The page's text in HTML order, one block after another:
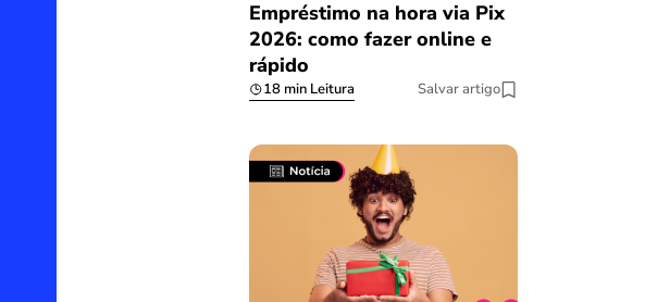
Empréstimo na hora via Pix
2026: como fazer online e
rápido
18 min Leitura Salvar artigo